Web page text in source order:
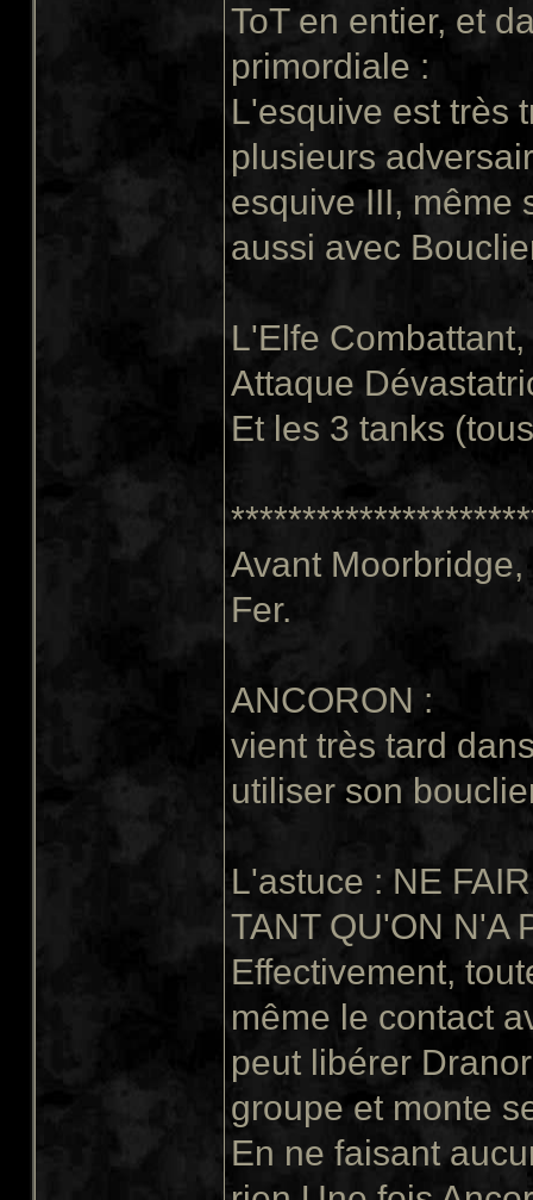
ToT en entier, et
primordiale :
L'esquive est très
plusieurs
esquive III, même
aussi avec
L'Elfe
Attaque
Et les 3 tanks
Avant
Fer.
ANCORON :
vient très tard
utiliser son
L'astuce : NE
TANT QU'ON N'A
Effectivement,
même le contact
peut libérer
groupe et monte
En ne faisant